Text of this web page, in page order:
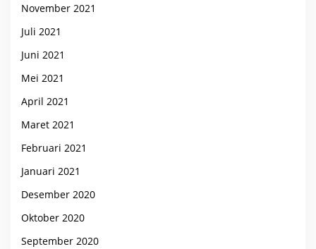
November 2021
Juli 2021
Juni 2021
Mei 2021
April 2021
Maret 2021
Februari 2021
Januari 2021
Desember 2020
Oktober 2020
September 2020